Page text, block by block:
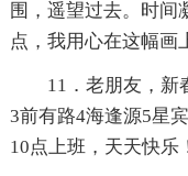
围，遥望过去。时间
点，我用心在这幅画
11．老朋友，新
3前有路4海逢源5星
10点上班，天天快乐